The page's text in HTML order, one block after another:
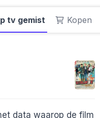
tv gemist Kopen
data waarop de film